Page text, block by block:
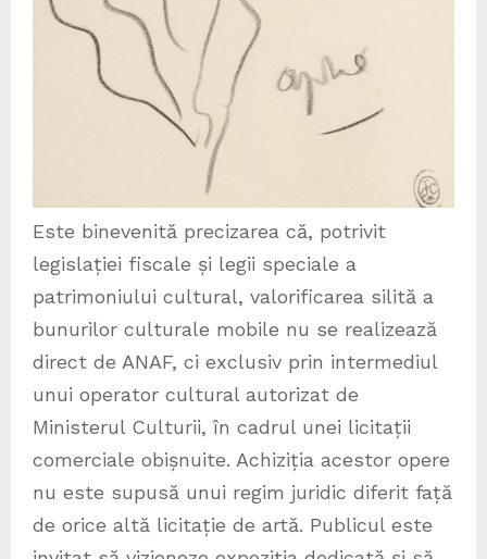
Este binevenită precizarea că, potrivit
legislației fiscale și legii speciale a
patrimoniului cultural, valorificarea silită a
bunurilor culturale mobile nu se realizează
direct de ANAF, ci exclusiv prin intermediul
unui operator cultural autorizat de
Ministerul Culturii, în cadrul unei licitații
comerciale obișnuite. Achiziția acestor opere
nu este supusă unui regim juridic diferit față
de orice altă licitație de artă. Publicul este